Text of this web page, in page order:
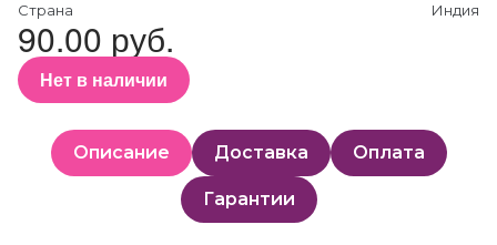
Страна
Индия
90.00 руб.
Нет в наличии
Описание Доставка Оплата
Гарантии